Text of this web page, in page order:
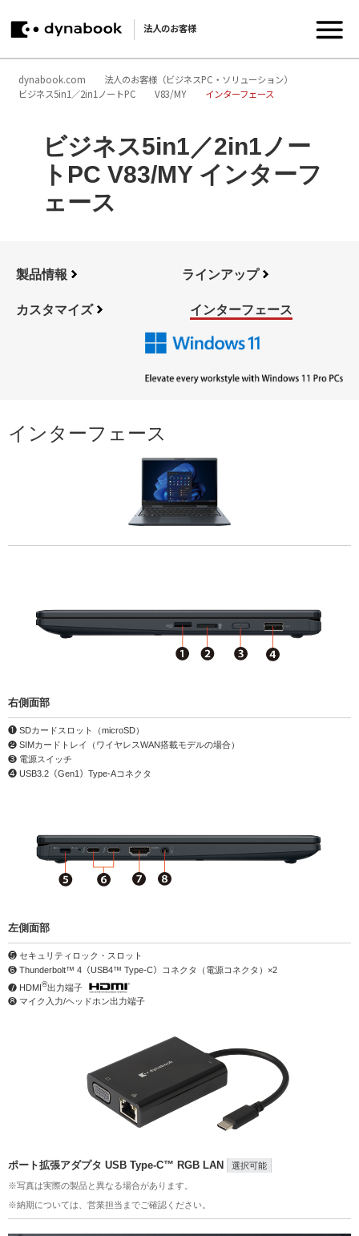
法人のお客様
dynabook.com
法人のお客様（ビジネスPC・ソリューション）
ビジネス5in1／2in1ノートPC
V83/MY インターフェース
ビジネス5in1／2in1ノー
トPC V83/MY インターフ
ェース
製品情報 ラインアップ
カスタマイズ インターフェース
インターフェース
右側面部
❶ SDカードスロット（microSD）
❷ SIMカードトレイ（ワイヤレスWAN搭載モデルの場合）
❸ 電源スイッチ
❹ USB3.2（Gen1）Type-Aコネクタ
左側面部
❺ セキュリティロック・スロット
❻ Thunderbolt™ 4（USB4™ Type-C）コネクタ（電源コネクタ）×2
❼ HDMI®出力端子
❽ マイク入力/ヘッドホン出力端子
ポート拡張アダプタ USB Type-C™ RGB LAN 選択可能
※写真は実際の製品と異なる場合があります。
※納期については、営業担当までご確認ください。